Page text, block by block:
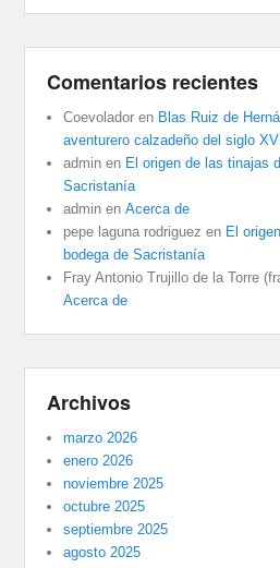
Comentarios recientes
Coevolador en Blas Ruiz de
aventurero calzadeño del siglo
admin en El origen de las tinajas
Sacristanía
admin enAcerca de
pepe laguna rodriguez en El
bodega de Sacristanía
Fray Antonio Trujillo de la Torre
Acerca de
Archivos
marzo 2026
enero 2026
noviembre 2025
octubre 2025
septiembre 2025
agosto 2025